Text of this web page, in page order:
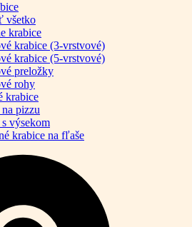
všetko
krabice
krabice (3-vrstvové)
krabice (5-vrstvové)
preložky
rohy
krabice
pizzu
výsekom
krabice na fľaše